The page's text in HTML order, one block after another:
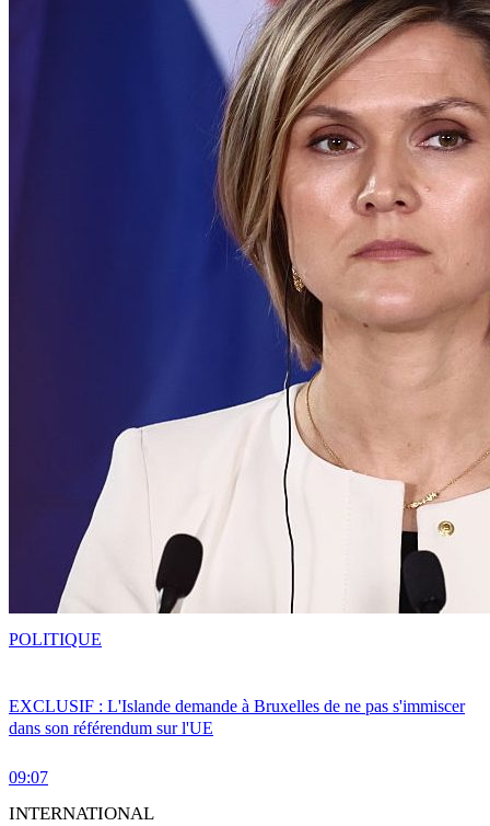
EXCLUSIF : L'Islande demande à Bruxelles de ne pas s'immiscer
dans son référendum sur l'UE
09:07
POLITIQUE
INTERNATIONAL